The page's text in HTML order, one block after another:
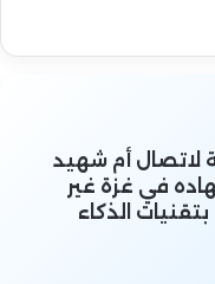
لاتصال أم شهيد
في غزة غير
الذكاء